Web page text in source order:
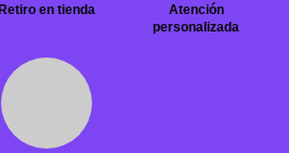
en tienda
Atención
personalizada